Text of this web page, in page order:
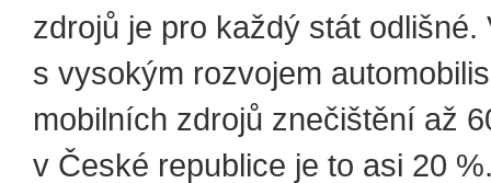
zdrojů je pro každý stát odlišné.
s vysokým rozvojem
mobilních zdrojů znečištění až
v České republice je to asi 20